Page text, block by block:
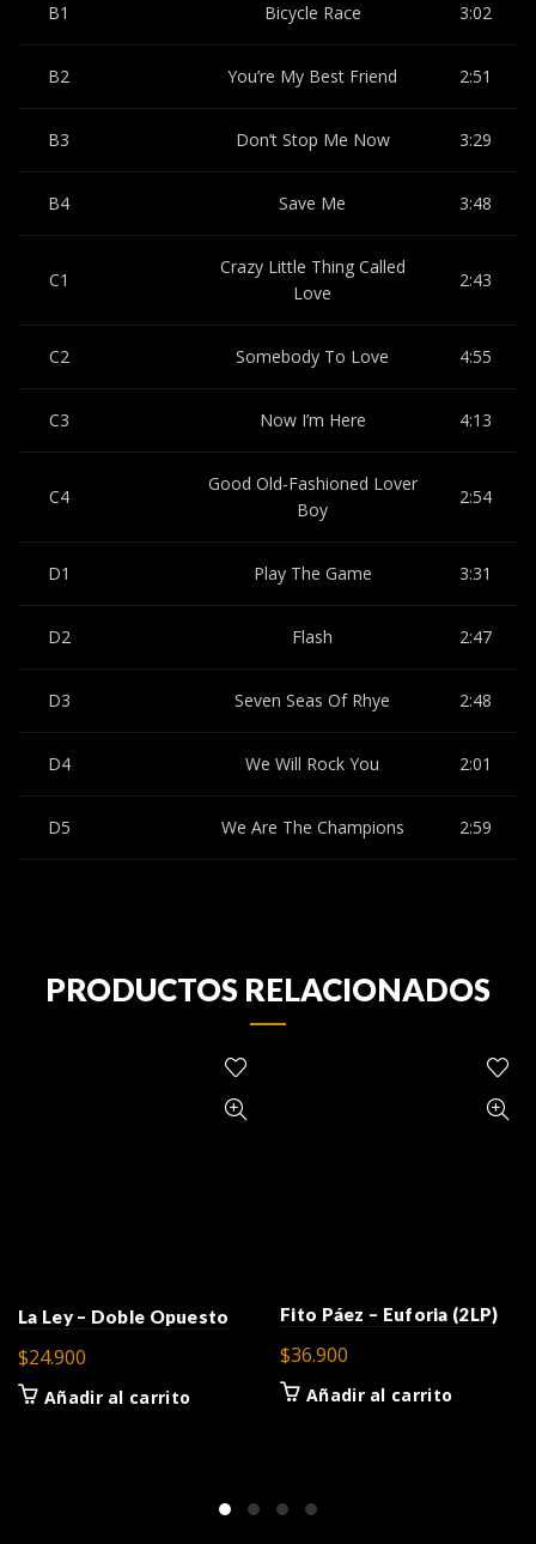
B1 Bicycle Race 3:02
B2 You’re My Best Friend 2:51
B3 Don’t Stop Me Now 3:29
B4 Save Me 3:48
C1
Crazy Little Thing Called
Love
2:43
C2 Somebody To Love 4:55
C3 Now I’m Here 4:13
C4
Good Old-Fashioned Lover
Boy
2:54
D1 Play The Game 3:31
D2 Flash 2:47
D3 Seven Seas Of Rhye 2:48
D4 We Will Rock You 2:01
D5 We Are The Champions 2:59
PRODUCTOS RELACIONADOS
La Ley – Doble Opuesto
$24.900
Añadir al carrito
Fito Páez – Euforia (2LP)
$36.900
Añadir al carrito